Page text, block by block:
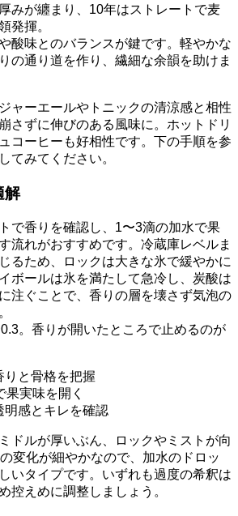
みが纏まり、10年はストレートで麦
発揮。
酸味とのバランスが鍵です。軽やかな
の通り道を作り、繊細な余韻を助けま
ャーエールやトニックの清涼感と相性
さずに伸びのある風味に。ホットドリ
コーヒーも好相性です。下の手順を参
てみてください。
解
で香りを確認し、1〜3滴の加水で果
流れがおすすめです。冷蔵庫レベルま
るため、ロックは大きな氷で緩やかに
ボールは氷を満たして急冷し、炭酸は
注ぐことで、香りの層を壊さず気泡の
。香りが開いたところで止めるのが
りと骨格を把握
果実味を開く
明感とキレを確認
ドルが厚いぶん、ロックやミストが向
変化が細やかなので、加水のドロッ
いタイプです。いずれも過度の希釈は
控えめに調整しましょう。